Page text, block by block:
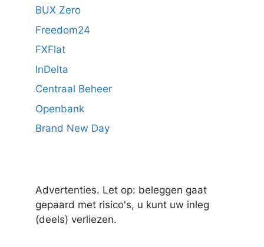
BUX Zero
Freedom24
FXFlat
InDelta
Centraal Beheer
Openbank
Brand New Day
Advertenties. Let op: beleggen gaat
gepaard met risico's, u kunt uw inleg
(deels) verliezen.